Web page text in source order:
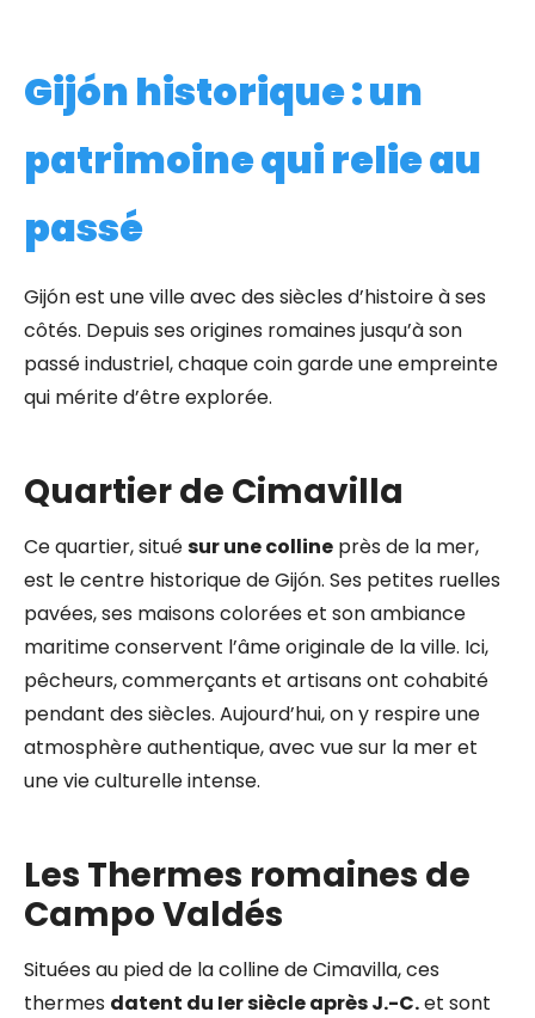
Gijón historique : un
patrimoine qui relie au
passé
Gijón est une ville avec des siècles d’histoire à ses
côtés. Depuis ses origines romaines jusqu’à son
passé industriel, chaque coin garde une empreinte
qui mérite d’être explorée.
Quartier de Cimavilla
Ce quartier, situésur une colline près de la mer,
est le centre historique de Gijón. Ses petites ruelles
pavées, ses maisons colorées et son ambiance
maritime conservent l’âme originale de la ville. Ici,
pêcheurs, commerçants et artisans ont cohabité
pendant des siècles. Aujourd’hui, on y respire une
atmosphère authentique, avec vue sur la mer et
une vie culturelle intense.
Les Thermes romaines de
Campo Valdés
Situées au pied de la colline de Cimavilla, ces
thermes datent du Ier siècle après J.-C.et sont